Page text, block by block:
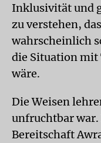
Inklusivität und
zu verstehen,
wahrscheinlich
die Situation mit
wäre.
Die Weisen
unfruchtbar war.
Bereitschaft